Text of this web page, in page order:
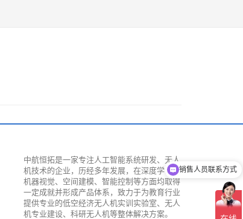
中航恒拓是一家专注人工智能系统研发、无人
机技术的企业，历经多年发展，在深度学习、
机器视觉、空间建模、智能控制等方面均取得
一定成就并形成产品体系，致力于为教育行业
提供专业的低空经济无人机实训实验室、无人
机专业建设、科研无人机等整体解决方案。
销售人员联系方式